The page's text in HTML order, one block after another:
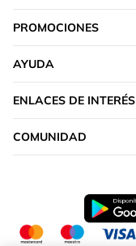
PROMOCIONES
AYUDA
ENLACES DE INTERÉS
COMUNIDAD